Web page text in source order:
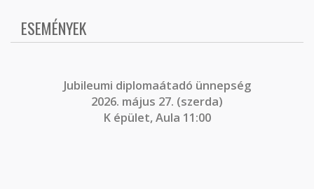
ESEMÉNYEK
Jubileumi diplomaátadó ünnepség
2026. május 27. (szerda)
K épület, Aula 11:00